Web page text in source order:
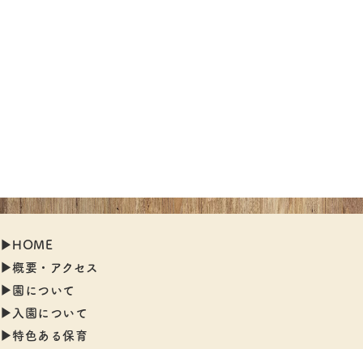
▶︎HOME
▶︎概要・アクセス
▶︎園について
▶︎入園について
▶︎特色ある保育